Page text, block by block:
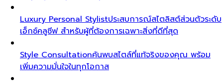
Luxury Personal Stylistประสบการณ์สไตลิสต์ส่วนตัวระดับ
เอ็กซ์คลูซีฟ สำหรับผู้ที่ต้องการเฉพาะสิ่งที่ดีที่สุด
Style Consultationค้นพบสไตล์ที่แท้จริงของคุณ พร้อม
เพิ่มความมั่นใจในทุกโอกาส